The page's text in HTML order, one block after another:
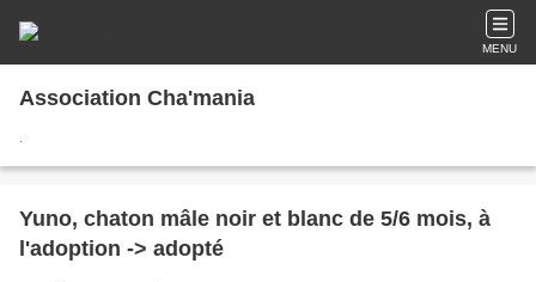
MENU
Association Cha'mania
.
Yuno, chaton mâle noir et blanc de 5/6 mois, à
l'adoption -> adopté